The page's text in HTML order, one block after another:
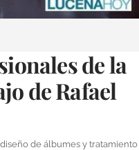
de la
de Rafael
de álbumes y tratamiento